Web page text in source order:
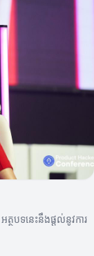
ថបទនេះនឹងផ្តល់នូវការ